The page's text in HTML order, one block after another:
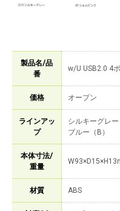
製品名/品
番
w/U USB2.0 4
価格 オープン
ラインアッ
プ
シルキーグレ
ブルー（B）
本体寸法/
重量
材質 ABS